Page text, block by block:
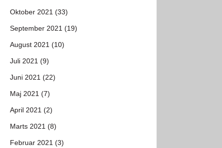
Oktober 2021 (33)
September 2021 (19)
August 2021 (10)
Juli 2021 (9)
Juni 2021 (22)
Maj 2021 (7)
April 2021 (2)
Marts 2021 (8)
Februar 2021 (3)